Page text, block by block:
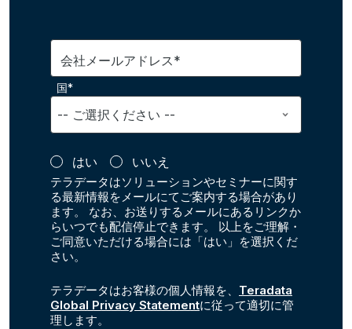
会社メールアドレス*
国*
はい いいえ
テラデータはソリューションやセミナーに関す
る最新情報をメールにてご案内する場合があり
ます。 なお、お送りするメールにあるリンクか
らいつでも配信停止できます。 以上をご理解・
ご同意いただける場合には「はい」を選択くだ
さい。
テラデータはお客様の個人情報を、 Teradata
Global Privacy Statementに従って適切に管
理します。